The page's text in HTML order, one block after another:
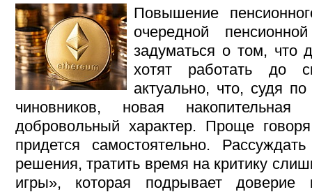
Повышение
очередной
задуматься о том, что
хотят работать до
актуально, что, судя
чиновников, новая
добровольный характер. Проще
придется самостоятельно.
решения, тратить время на критику
игры», которая подрывает